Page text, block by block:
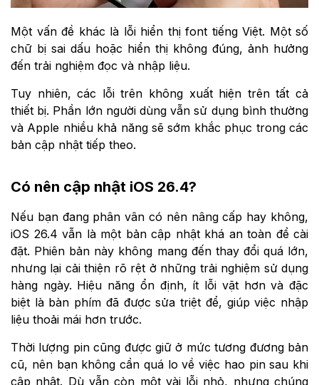
Một vấn đề khác là lỗi hiển thị font tiếng Việt. Một số
chữ bị sai dấu hoặc hiển thị không đúng, ảnh hưởng
đến trải nghiệm đọc và nhập liệu.
Tuy nhiên, các lỗi trên không xuất hiện trên tất cả
thiết bị. Phần lớn người dùng vẫn sử dụng bình thường
và Apple nhiều khả năng sẽ sớm khắc phục trong các
bản cập nhật tiếp theo.
Có nên cập nhật iOS 26.4?
Nếu bạn đang phân vân có nên nâng cấp hay không,
iOS 26.4 vẫn là một bản cập nhật khá an toàn để cài
đặt. Phiên bản này không mang đến thay đổi quá lớn,
nhưng lại cải thiện rõ rệt ở những trải nghiệm sử dụng
hàng ngày. Hiệu năng ổn định, ít lỗi vặt hơn và đặc
biệt là bàn phím đã được sửa triệt để, giúp việc nhập
liệu thoải mái hơn trước.
Thời lượng pin cũng được giữ ở mức tương đương bản
cũ, nên bạn không cần quá lo về việc hao pin sau khi
cập nhật. Dù vẫn còn một vài lỗi nhỏ, nhưng chúng